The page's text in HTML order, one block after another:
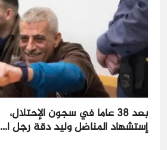
بعد 38 عاما في سجون الإحتلال،
إستشهاد المناضل وليد دقة رجل ا...